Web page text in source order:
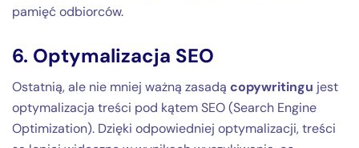
pamięć odbiorców.
6. Optymalizacja SEO
Ostatnią, ale nie mniej ważną zasadą copywritingu jest
optymalizacja treści pod kątem SEO (Search Engine
Optimization). Dzięki odpowiedniej optymalizacji, treści